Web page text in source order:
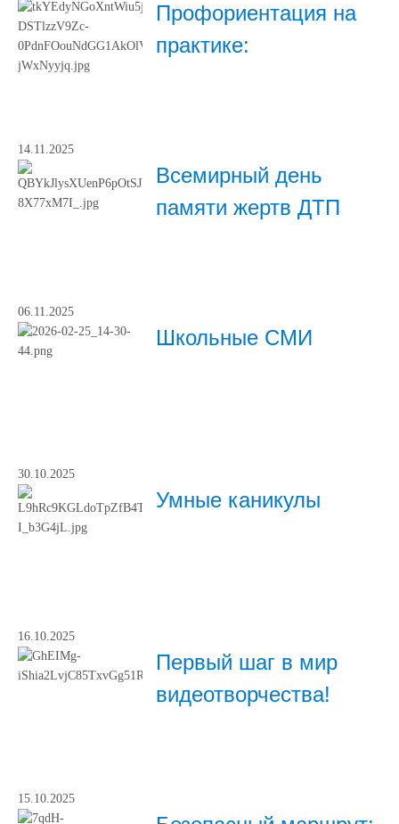
Профориентация на
практике:
14.11.2025
Всемирный день
памяти жертв ДТП
06.11.2025
Школьные СМИ
30.10.2025
Умные каникулы
16.10.2025
Первый шаг в мир
видеотворчества!
15.10.2025